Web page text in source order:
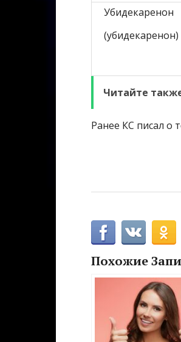
Убидекаренон
(убидекаренон)
Читайте
Ранее КС писал о
Похожие